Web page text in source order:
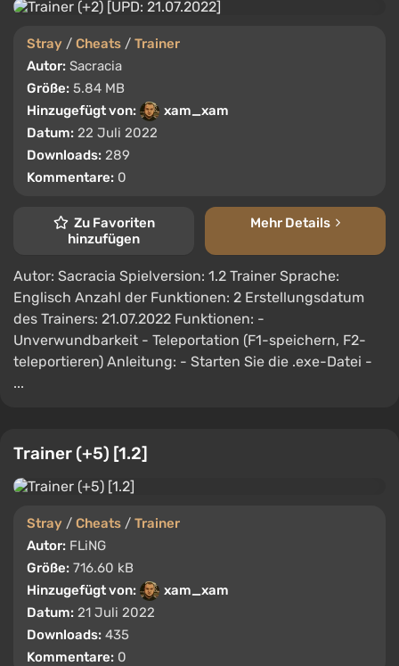
Stray / Cheats / Trainer
Autor: Sacracia
Größe: 5.84 MB
Hinzugefügt von:
xam_xam
Datum: 22 Juli 2022
Downloads: 289
Kommentare: 0
Zu Favoriten
hinzufügen
Mehr Details
Autor: Sacracia Spielversion: 1.2 Trainer Sprache:
Englisch Anzahl der Funktionen: 2 Erstellungsdatum
des Trainers: 21.07.2022 Funktionen: -
Unverwundbarkeit - Teleportation (F1-speichern, F2-
teleportieren) Anleitung: - Starten Sie die .exe-Datei -
...
Trainer (+5) [1.2]
Stray / Cheats / Trainer
Autor: FLiNG
Größe: 716.60 kB
Hinzugefügt von:
xam_xam
Datum: 21 Juli 2022
Downloads: 435
Kommentare: 0